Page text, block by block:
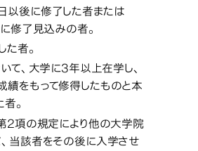
以後に修了した者または
修了見込みの者。
者。
、大学に3年以上在学し、
績をもって修得したものと本
。
2項の規定により他の大学院
当該者をその後に入学させ